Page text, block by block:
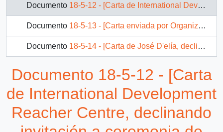
Documento 18-5-12 - [Carta de International Development Reacher Centre, declinando invitación a ceremonia de cambio de mando].
Documento 18-5-13 - [Carta enviada por Organización intereclesiástica para cooperación al desarrollo, declinando invitación a ceremonia de cambio de mando].
Documento 18-5-14 - [Carta de José D'elía, declinando invitación a ceremonia de cambio de mando].
18-5-15 - [Carta aceptando invitación a ceremonia de cambio de mando].
Documento 18-5-16 - [Carta declinando invitación a ceremonia de cambio de mando].
1091 más...
Documento 18-5-12 - [Carta
de International Development
Reacher Centre, declinando